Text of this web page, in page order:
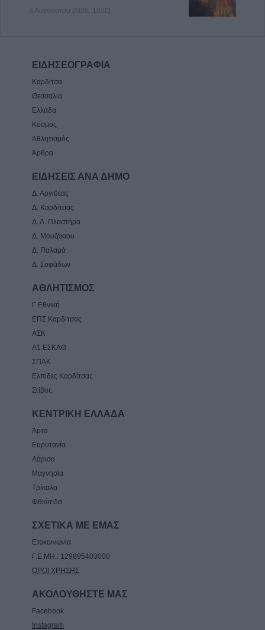
3 Αυγούστου 2026, 10:02
ΕΙΔΗΣΕΟΓΡΑΦΙΑ
Καρδίτσα
Θεσσαλία
Ελλάδα
Κόσμος
Αθλητισμός
Άρθρα
ΕΙΔΗΣΕΙΣ ΑΝΑ ΔΗΜΟ
Δ. Αργιθέας
Δ. Καρδίτσας
Δ. Λ. Πλαστήρα
Δ. Μουζάκιου
Δ. Παλαμά
Δ. Σοφάδων
ΑΘΛΗΤΙΣΜΟΣ
Γ Εθνική
ΕΠΣ Καρδίτσας
ΑΣΚ
Α1 ΕΣΚΑΘ
ΣΠΑΚ
Ελπίδες Καρδίτσας
Στίβος
ΚΕΝΤΡΙΚΗ ΕΛΛΑΔΑ
Άρτα
Ευρυτανία
Λάρισα
Μαγνησία
Τρίκαλα
Φθιώτιδα
ΣΧΕΤΙΚΑ ΜΕ ΕΜΑΣ
Επικοινωνία
Γ.Ε.ΜΗ.: 129895403000
ΟΡΟΙ ΧΡΗΣΗΣ
ΑΚΟΛΟΥΘΗΣΤΕ ΜΑΣ
Facebook
Instagram